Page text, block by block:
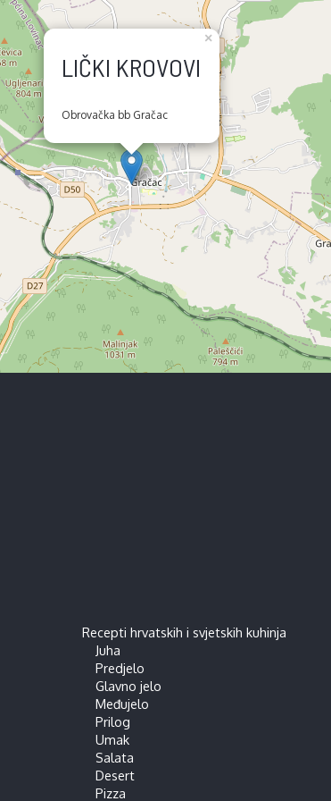
LIČKI KROVOVI
Obrovačka bb Gračac
×
Recepti hrvatskih i svjetskih kuhinja
Juha
Predjelo
Glavno jelo
Međujelo
Prilog
Umak
Salata
Desert
Pizza